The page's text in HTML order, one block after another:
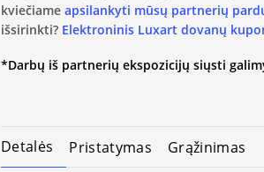
kviečiame apsilankyti mūsų partnerių
išsirinkti? Elektroninis Luxart dovanų
*Darbų iš partnerių ekspozicijų siųsti
Detalės Pristatymas Grąžinimas